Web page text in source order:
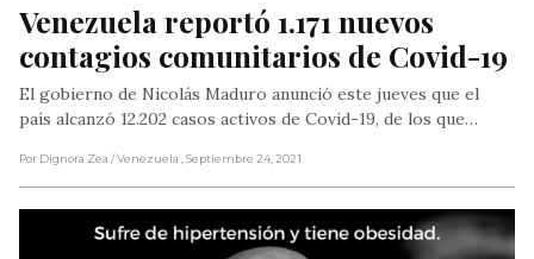
Venezuela reportó 1.171 nuevos
contagios comunitarios de Covid-19
El gobierno de Nicolás Maduro anunció este jueves que el
país alcanzó 12.202 casos activos de Covid-19, de los que…
Por Dignora Zea / Venezuela , Septiembre 24, 2021